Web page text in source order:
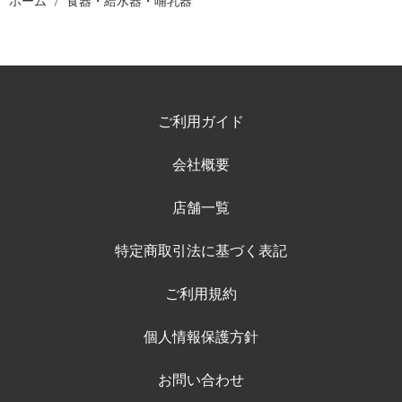
ご利用ガイド
会社概要
店舗一覧
特定商取引法に基づく表記
ご利用規約
個人情報保護方針
お問い合わせ